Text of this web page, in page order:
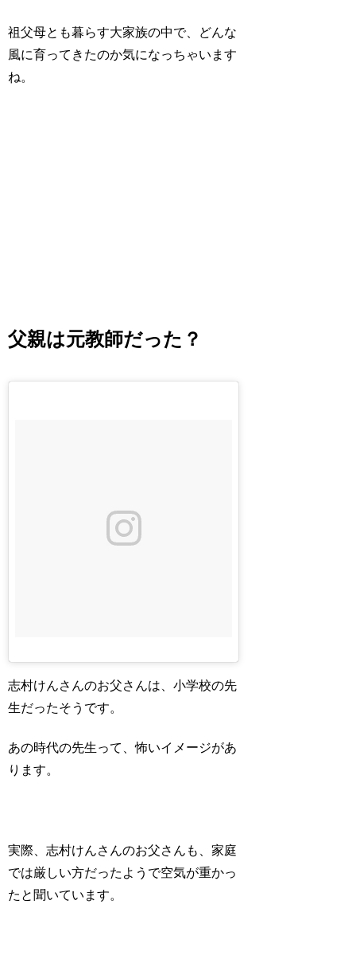
祖父母とも暮らす大家族の中で、どんな
風に育ってきたのか気になっちゃいます
ね。
父親は元教師だった？
志村けんさんのお父さんは、小学校の先
生だったそうです。
あの時代の先生って、怖いイメージがあ
ります。
実際、志村けんさんのお父さんも、家庭
では厳しい方だったようで空気が重かっ
たと聞いています。